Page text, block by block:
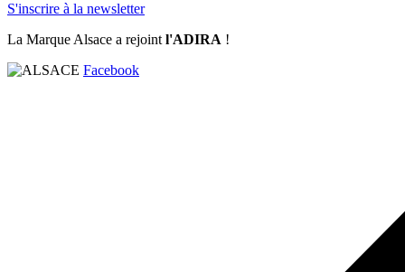
S'inscrire à la newsletter
La Marque Alsace a rejointl'ADIRA !
Facebook